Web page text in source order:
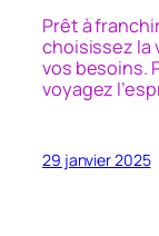
Prêt à
choisissez la
vos besoins.
voyagez
29 janvier 2025